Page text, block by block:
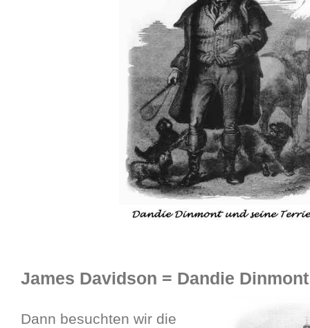
James Davidson = Dandie Dinmont
Dann besuchten wir die